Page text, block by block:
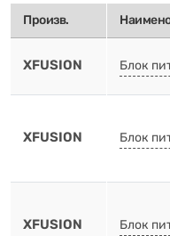
Произв.
XFUSION Блок
XFUSION Блок
XFUSION Блок